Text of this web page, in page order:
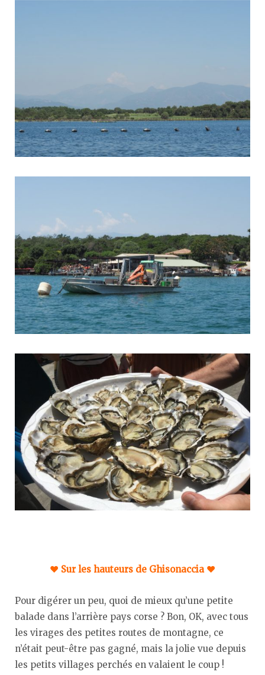
♥︎ Sur les hauteurs de Ghisonaccia ♥︎
Pour digérer un peu, quoi de mieux qu’une petite
balade dans l’arrière pays corse ? Bon, OK, avec tous
les virages des petites routes de montagne, ce
n’était peut-être pas gagné, mais la jolie vue depuis
les petits villages perchés en valaient le coup !